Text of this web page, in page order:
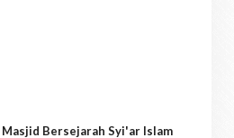
Bersejarah Syi'ar Islam